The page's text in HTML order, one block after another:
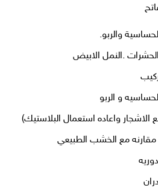
والربو.
.النمل الابيض
و الربو
واعاده استعمال البلاستيك)
مقارنه مع الخشب الطبيعي